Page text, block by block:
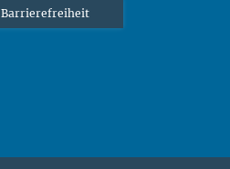
Barrierefreiheit